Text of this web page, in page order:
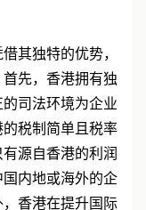
其独特的优势，
先，香港拥有独
司法环境为企业
税制简单且税率
源自香港的利润
内地或海外的企